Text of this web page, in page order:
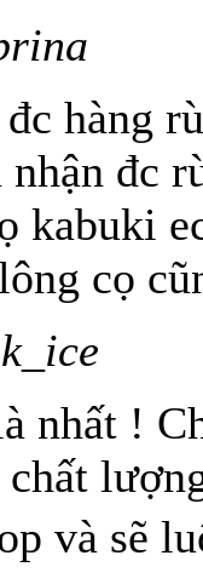
hàng
nhận đc
kabuki
cọ
nhất !
chất
và sẽ